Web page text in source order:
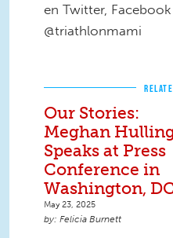
en Twitter,
@triathlonmami
Our Stories:
Meghan
Speaks at Press
Conference in
Washington,
May 23, 2025
Felicia Burnett